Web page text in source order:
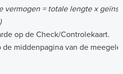
vermogen = totale lengte x
op de Check/Controlekaart.
de middenpagina van de